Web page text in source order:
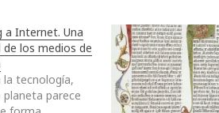
a Internet. Una
los medios de
la tecnología,
parece